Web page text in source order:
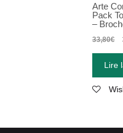
Arte
Pack
–
33,80€
Lire